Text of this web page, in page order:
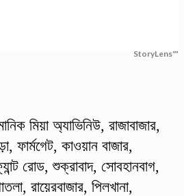
StoryLens™
মিয়া অ্যাভিনিউ, রাজাবাজার,
ফার্মগেট, কাওয়ান বাজার,
রোড, শুক্রাবাদ, সোবহানবাগ,
রায়েরবাজার, পিলখানা,